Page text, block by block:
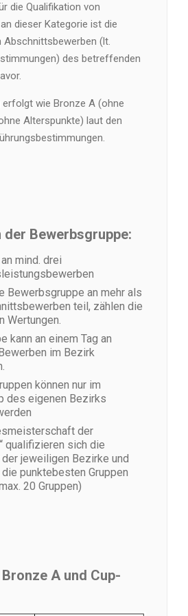
die Qualifikation von
dieser Kategorie ist die
Abschnittsbewerben (lt.
des betreffenden
erfolgt wie Bronze A (ohne
Alterspunkte) laut den
Bewerbsgruppe:
mind. drei
Bewerbsgruppe an mehr als
teil, zählen die
Wertungen.
kann an einem Tag an
im Bezirk
können nur im
des eigenen Bezirks
der
qualifizieren sich die
jeweiligen Bezirke und
punktebesten Gruppen
20 Gruppen)
A und Cup-